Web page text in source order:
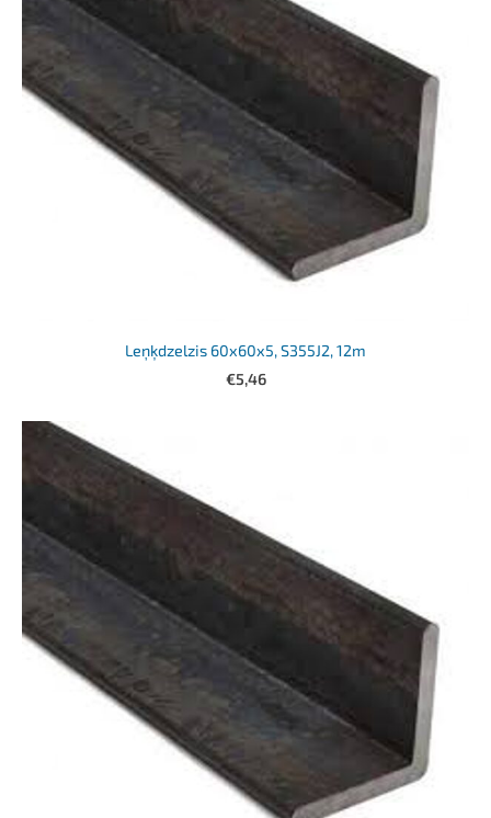
Leņķdzelzis 60x60x5, S355J2, 12m
€5,46